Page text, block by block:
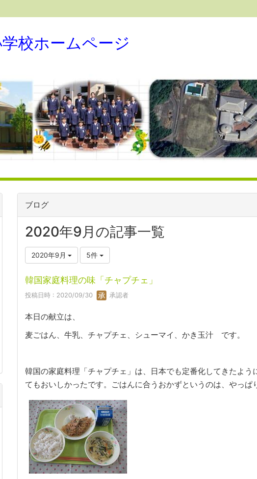
校ホームページ
ブログ
2020年9月の記事一覧
2020年9月 5件
韓国家庭料理の味「チャプチェ」
投稿日時 : 2020/09/30 承認者
本日の献立は、
麦ごはん、牛乳、チャプチェ、シューマイ、かき玉汁 です。
韓国の家庭料理「チャプチェ」は、日本でも定番化してきたよ
てもおいしかったです。ごはんに合うおかずというのは、やっぱ